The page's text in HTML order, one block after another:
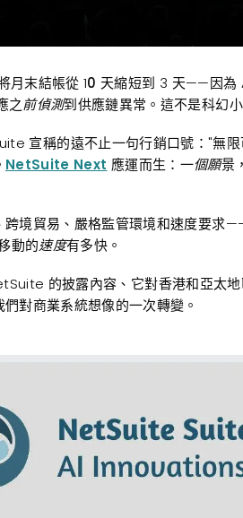
月末結帳從 10 天縮短到 3 天——因為
之前偵測到供應鏈異常。這不是科幻
宣稱的遠不止一句行銷口號："無
NetSuite Next 應運而生：一個願景
境貿易、嚴格監管環境和速度要求
動的速度有多快。
的披露內容、它對香港和亞太
對商業系統想像的一次轉變。